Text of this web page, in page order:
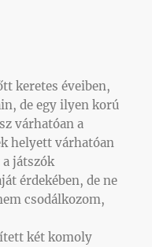
keretes éveiben,
de egy ilyen korú
várhatóan a
helyett várhatóan
játszók
érdekében, de ne
csodálkozom,
két komoly